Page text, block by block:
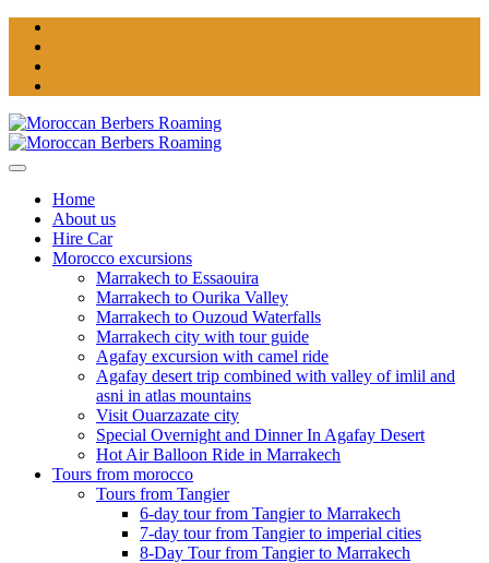
Home
About us
Hire Car
Morocco excursions
Marrakech to Essaouira
Marrakech to Ourika Valley
Marrakech to Ouzoud Waterfalls
Marrakech city with tour guide
Agafay excursion with camel ride
Agafay desert trip combined with valley of imlil and
asni in atlas mountains
Visit Ouarzazate city
Special Overnight and Dinner In Agafay Desert
Hot Air Balloon Ride in Marrakech
Tours from morocco
Tours from Tangier
6-day tour from Tangier to Marrakech
7-day tour from Tangier to imperial cities
8-Day Tour from Tangier to Marrakech